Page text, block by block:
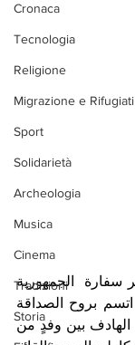
Cronaca
Tecnologia
Religione
Migrazione e Rifugiati
Sport
Solidarietà
Archeologia
Musica
Cinema
Tradizioni
Storia
عقد صباح اليوم في مقر سفارة  الجمهورية
العميقة والحوار الثقافي الهادف بين وفدٍ من